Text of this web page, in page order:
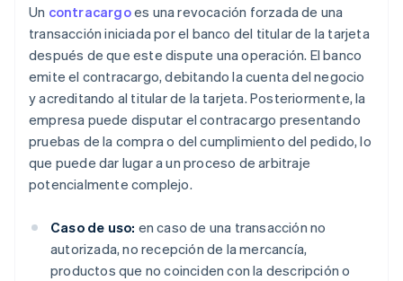
Un contracargoes una revocación forzada de una
transacción iniciada por el banco del titular de la tarjeta
después de que este dispute una operación. El banco
emite el contracargo, debitando la cuenta del negocio
y acreditando al titular de la tarjeta. Posteriormente, la
empresa puede disputar el contracargo presentando
pruebas de la compra o del cumplimiento del pedido, lo
que puede dar lugar a un proceso de arbitraje
potencialmente complejo.
Caso de uso: en caso de una transacción no
autorizada, no recepción de la mercancía,
productos que no coinciden con la descripción o